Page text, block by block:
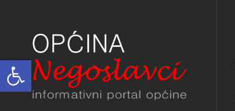
Open toolbar